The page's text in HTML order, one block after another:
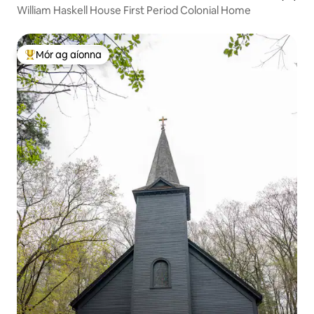
William Haskell House First Period Colonial Home
An-mhór ag aíonna
Mór ag aíonna